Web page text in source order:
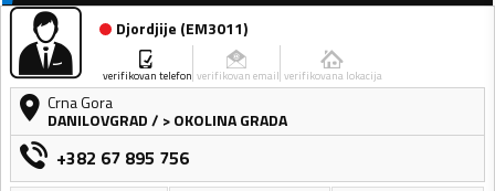
Djordjije (EM3011)
verifikovan telefon verifikovan email verifikovana lokacija
Crna Gora
DANILOVGRAD/ > OKOLINA GRADA
+382 67 895 756